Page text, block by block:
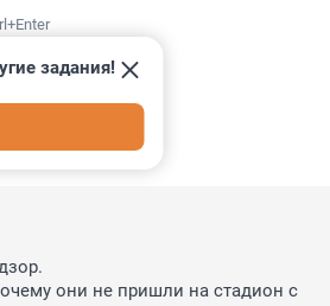
задания!
они не пришли на стадион с